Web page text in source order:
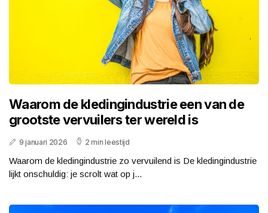
Waarom de kledingindustrie een van de
grootste vervuilers ter wereld is
9 januari 2026 2 min leestijd
Waarom de kledingindustrie zo vervuilend is De kledingindustrie
lijkt onschuldig: je scrolt wat op j...